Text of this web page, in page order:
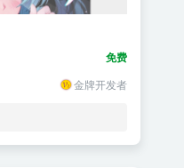
免费
金牌开发者